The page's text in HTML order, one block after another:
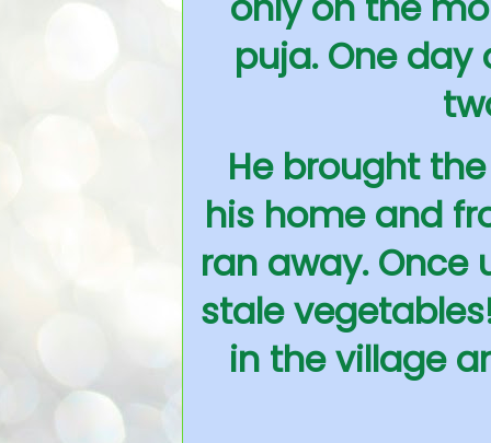
puja. One
He brought
his home and
ran away. Once
stale
in the village